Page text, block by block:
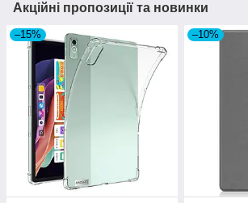
Акційні пропозиції та новинки
–15% –10%